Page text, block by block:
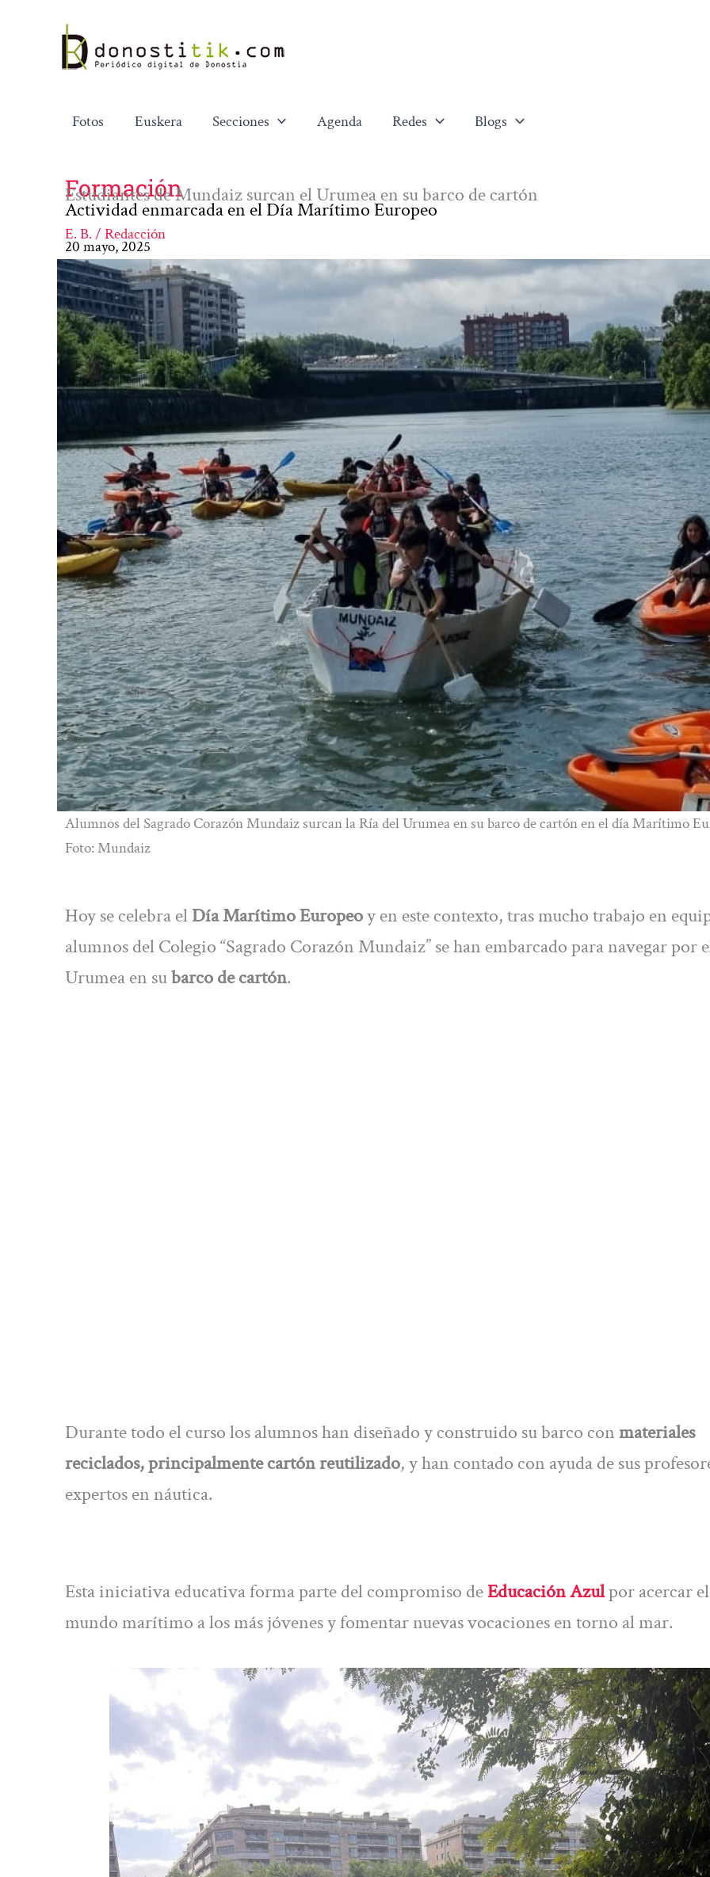
contenido
Fotos Euskera Secciones Agenda Redes Blogs
Formación
Estudiantes de Mundaiz surcan el Urumea en su barco de cartón
Actividad enmarcada en el Día Marítimo Europeo
E. B. / Redacción
20 mayo, 2025
Alumnos del Sagrado Corazón Mundaiz surcan la Ría del Urumea en su barco de cartón en el día Marítimo
Foto: Mundaiz
Hoy se celebra elDía Marítimo Europeoy en este contexto, tras mucho trabajo en
alumnos del Colegio “Sagrado Corazón Mundaiz” se han embarcado para navegar por
Urumea en subarco de cartón.
Durante todo el curso los alumnos han diseñado y construido su barco conmateriales
reciclados, principalmente cartón reutilizado, y han contado con ayuda de sus
expertos en náutica.
Esta iniciativa educativa forma parte del compromiso deEducación Azulpor acercar el
mundo marítimo a los más jóvenes y fomentar nuevas vocaciones en torno al mar.